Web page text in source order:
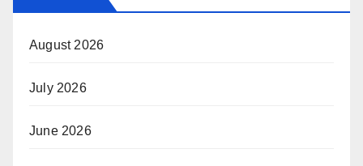
August 2026
July 2026
June 2026